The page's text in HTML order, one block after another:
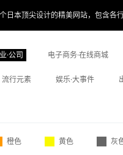
日本顶尖设计的精美网站，包含各
·公司 电子商务·在线商城
流行元素 娱乐·大事件
橙色 黄色 灰